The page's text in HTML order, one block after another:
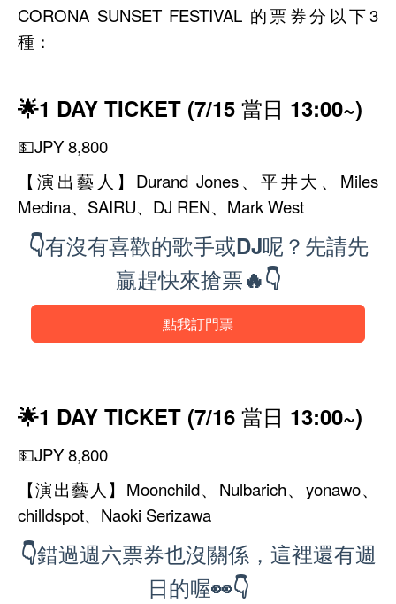
CORONA SUNSET FESTIVAL 的票券分以下3
種：
🌟1 DAY TICKET (7/15 當日 13:00~)
💵JPY 8,800
【演出藝人】Durand Jones、平井大、Miles
Medina、SAIRU、DJ REN、Mark West
👇有沒有喜歡的歌手或DJ呢？先請先
贏趕快來搶票🔥👇
點我訂門票
🌟1 DAY TICKET (7/16 當日 13:00~)
💵JPY 8,800
【演出藝人】Moonchild、Nulbarich、yonawo、
chilldspot、Naoki Serizawa
👇錯過週六票券也沒關係，這裡還有週
日的喔👀👇